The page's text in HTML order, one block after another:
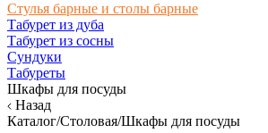
Стулья барные и столы барные
Табурет из дуба
Табурет из сосны
Сундуки
Табуреты
Шкафы для посуды
Назад
Каталог/Столовая/Шкафы для посуды